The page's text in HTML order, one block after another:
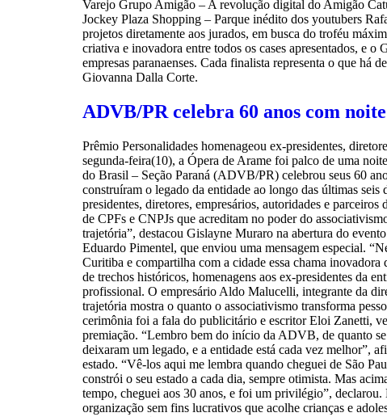
Varejo Grupo Amigão – A revolução digital do Amigão
Jockey Plaza Shopping – Parque inédito dos youtubers
projetos diretamente aos jurados, em busca do troféu
criativa e inovadora entre todos os cases apresentados, e
empresas paranaenses. Cada finalista representa o que há
Giovanna Dalla Corte.
ADVB/PR celebra 60 anos com
Prêmio Personalidades homenageou ex-presidentes,
segunda-feira(10), a Ópera de Arame foi palco de uma
do Brasil – Seção Paraná (ADVB/PR) celebrou seus 60
construíram o legado da entidade ao longo das últimas
presidentes, diretores, empresários, autoridades e
de CPFs e CNPJs que acreditam no poder do
trajetória”, destacou Gislayne Muraro na abertura do
Eduardo Pimentel, que enviou uma mensagem especial.
Curitiba e compartilha com a cidade essa chama
de trechos históricos, homenagens aos ex-presidentes da
profissional. O empresário Aldo Malucelli, integrante da
trajetória mostra o quanto o associativismo transforma
cerimônia foi a fala do publicitário e escritor Eloi Zanetti,
premiação. “Lembro bem do início da ADVB, de quanto
deixaram um legado, e a entidade está cada vez melhor”,
estado. “Vê-los aqui me lembra quando cheguei de São
constrói o seu estado a cada dia, sempre otimista. Mas
tempo, cheguei aos 30 anos, e foi um privilégio”,
organização sem fins lucrativos que acolhe crianças e